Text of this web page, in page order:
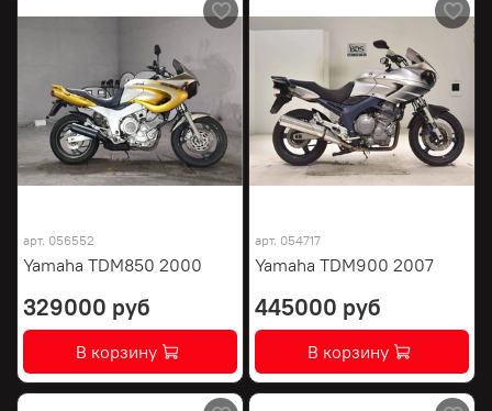
арт. 056552
Yamaha TDM850 2000
329000 руб
В корзину
арт. 054717
Yamaha TDM900 2007
445000 руб
В корзину